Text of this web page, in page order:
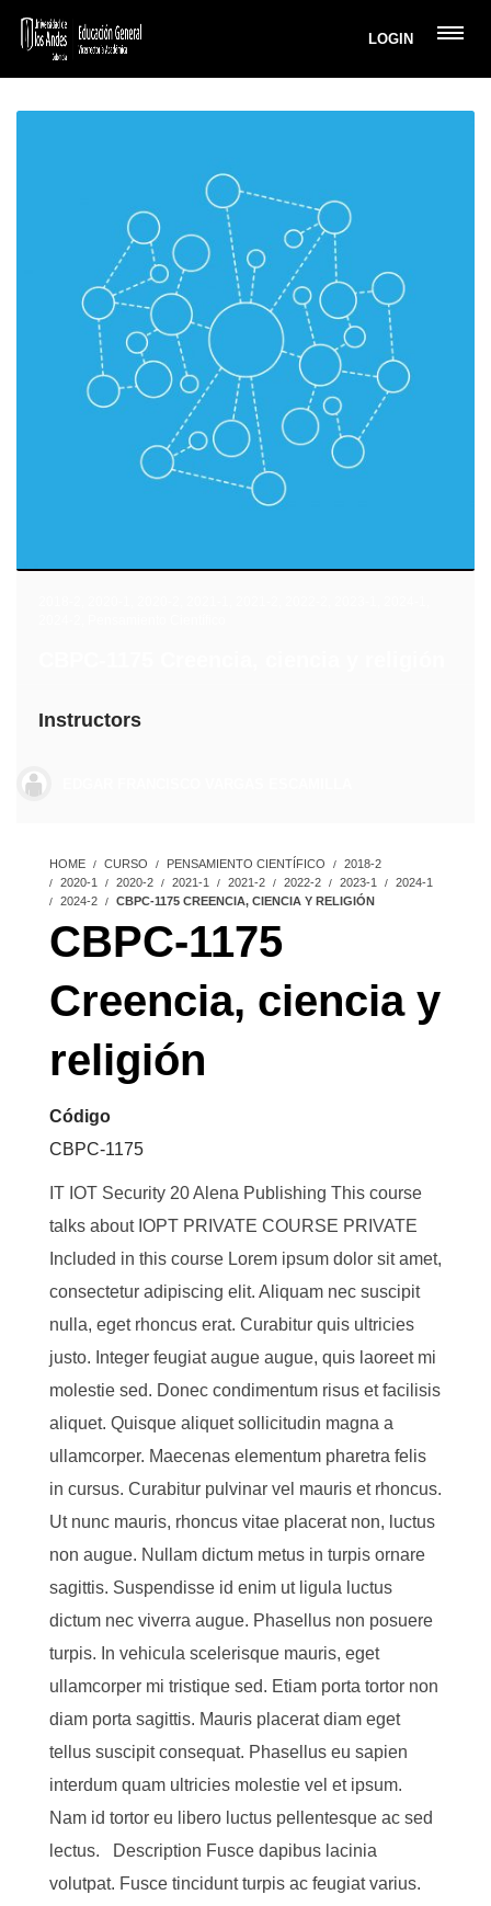
LOGIN
Instructors
HOME CURSO PENSAMIENTO CIENTÍFICO
2018-2
2020-1
2020-2 2021-1 2021-2 2022-2 2023-1
2024-1
2024-2
CBPC-1175 CREENCIA, CIENCIA Y RELIGIÓN
CBPC-1175
Creencia, ciencia y
religión
Código
CBPC-1175
IT IOT Security 20 Alena Publishing This course
talks about IOPT PRIVATE COURSE PRIVATE
Included in this course Lorem ipsum dolor sit amet,
consectetur adipiscing elit. Aliquam nec suscipit
nulla, eget rhoncus erat. Curabitur quis ultricies
justo. Integer feugiat augue augue, quis laoreet mi
molestie sed. Donec condimentum risus et facilisis
aliquet. Quisque aliquet sollicitudin magna a
ullamcorper. Maecenas elementum pharetra felis
in cursus. Curabitur pulvinar vel mauris et rhoncus.
Ut nunc mauris, rhoncus vitae placerat non, luctus
non augue. Nullam dictum metus in turpis ornare
sagittis. Suspendisse id enim ut ligula luctus
dictum nec viverra augue. Phasellus non posuere
turpis. In vehicula scelerisque mauris, eget
ullamcorper mi tristique sed. Etiam porta tortor non
diam porta sagittis. Mauris placerat diam eget
tellus suscipit consequat. Phasellus eu sapien
interdum quam ultricies molestie vel et ipsum.
Nam id tortor eu libero luctus pellentesque ac sed
lectus. Description Fusce dapibus lacinia
volutpat. Fusce tincidunt turpis ac feugiat varius.